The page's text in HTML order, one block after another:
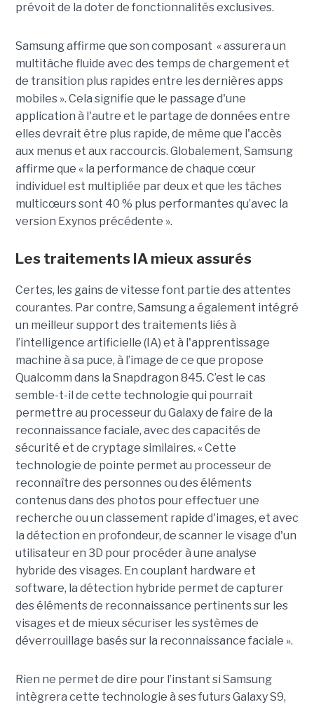
prévoit de la doter de fonctionnalités exclusives.
Samsung affirme que son composant « assurera un
multitâche fluide avec des temps de chargement et
de transition plus rapides entre les dernières apps
mobiles ». Cela signifie que le passage d'une
application à l'autre et le partage de données entre
elles devrait être plus rapide, de même que l'accès
aux menus et aux raccourcis. Globalement, Samsung
affirme que « la performance de chaque cœur
individuel est multipliée par deux et que les tâches
multicœurs sont 40 % plus performantes qu’avec la
version Exynos précédente ».
Les traitements IA mieux assurés
Certes, les gains de vitesse font partie des attentes
courantes. Par contre, Samsung a également intégré
un meilleur support des traitements liés à
l’intelligence artificielle (IA) et à l'apprentissage
machine à sa puce, à l’image de ce que propose
Qualcomm dans la Snapdragon 845. C’est le cas
semble-t-il de cette technologie qui pourrait
permettre au processeur du Galaxy de faire de la
reconnaissance faciale, avec des capacités de
sécurité et de cryptage similaires. « Cette
technologie de pointe permet au processeur de
reconnaître des personnes ou des éléments
contenus dans des photos pour effectuer une
recherche ou un classement rapide d'images, et avec
la détection en profondeur, de scanner le visage d'un
utilisateur en 3D pour procéder à une analyse
hybride des visages. En couplant hardware et
software, la détection hybride permet de capturer
des éléments de reconnaissance pertinents sur les
visages et de mieux sécuriser les systèmes de
déverrouillage basés sur la reconnaissance faciale ».
Rien ne permet de dire pour l’instant si Samsung
intègrera cette technologie à ses futurs Galaxy S9,